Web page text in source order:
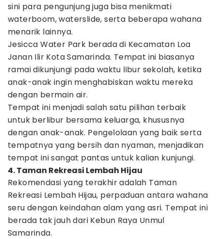
sini para pengunjung juga bisa menikmati
waterboom, waterslide, serta beberapa wahana
menarik lainnya.
Jesicca Water Park berada di Kecamatan Loa
Janan Ilir Kota Samarinda. Tempat ini biasanya
ramai dikunjungi pada waktu libur sekolah, ketika
anak-anak ingin menghabiskan waktu mereka
dengan bermain air.
Tempat ini menjadi salah satu pilihan terbaik
untuk berlibur bersama keluarga, khususnya
dengan anak-anak. Pengelolaan yang baik serta
tempatnya yang bersih dan nyaman, menjadikan
tempat ini sangat pantas untuk kalian kunjungi.
4. Taman Rekreasi Lembah Hijau
Rekomendasi yang terakhir adalah Taman
Rekreasi Lembah Hijau, perpaduan antara wahana
seru dengan keindahan alam yang asri. Tempat ini
berada tak jauh dari Kebun Raya Unmul
Samarinda.